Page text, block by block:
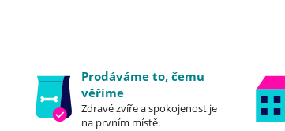
Prodáváme to, čemu
věříme
Zdravé zvíře a spokojenost je
na prvním místě.